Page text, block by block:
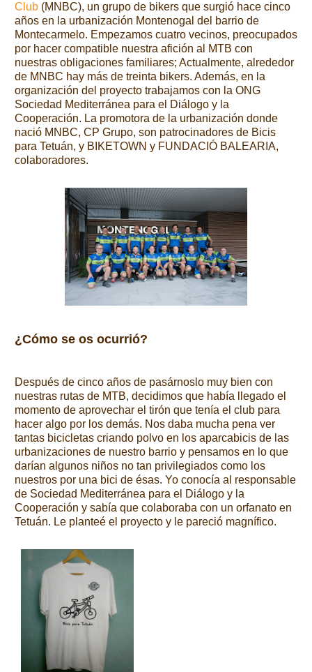
Club (MNBC), un grupo de bikers que surgió hace cinco
años en la urbanización Montenogal del barrio de
Montecarmelo. Empezamos cuatro vecinos, preocupados
por hacer compatible nuestra afición al MTB con
nuestras obligaciones familiares; Actualmente, alrededor
de MNBC hay más de treinta bikers. Además, en la
organización del proyecto trabajamos con la ONG
Sociedad Mediterránea para el Diálogo y la
Cooperación. La promotora de la urbanización donde
nació MNBC, CP Grupo, son patrocinadores de Bicis
para Tetuán, y BIKETOWN y FUNDACIÓ BALEARIA,
colaboradores.
¿Cómo se os ocurrió?
Después de cinco años de pasárnoslo muy bien con
nuestras rutas de MTB, decidimos que había llegado el
momento de aprovechar el tirón que tenía el club para
hacer algo por los demás. Nos daba mucha pena ver
tantas bicicletas criando polvo en los aparcabicis de las
urbanizaciones de nuestro barrio y pensamos en lo que
darían algunos niños no tan privilegiados como los
nuestros por una bici de ésas. Yo conocía al responsable
de Sociedad Mediterránea para el Diálogo y la
Cooperación y sabía que colaboraba con un orfanato en
Tetuán. Le planteé el proyecto y le pareció magnífico.